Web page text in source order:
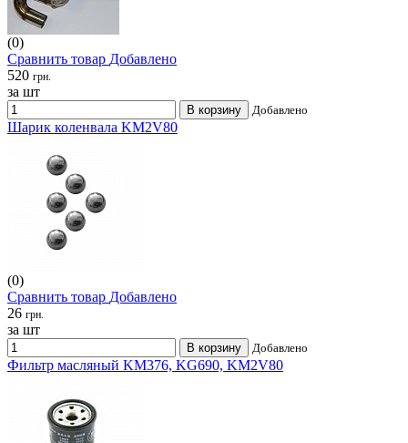
(0)
Сравнить товар Добавлено
520 грн.
за шт
В корзину Добавлено
Шарик коленвала KM2V80
(0)
Сравнить товар Добавлено
26 грн.
за шт
В корзину Добавлено
Фильтр масляный KM376, KG690, KM2V80